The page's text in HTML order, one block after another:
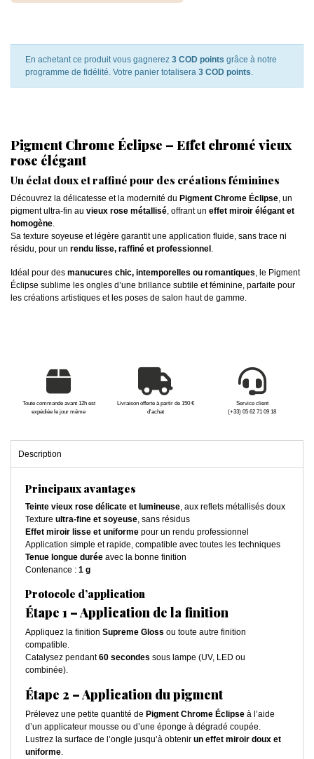
En achetant ce produit vous gagnerez 3 COD points grâce à notre
programme de fidélité. Votre panier totalisera 3 COD points.
Pigment Chrome Éclipse – Effet chromé vieux
rose élégant
Un éclat doux et raffiné pour des créations féminines
Découvrez la délicatesse et la modernité du Pigment Chrome Éclipse, un
pigment ultra-fin au vieux rose métallisé, offrant un effet miroir élégant et
homogène.
Sa texture soyeuse et légère garantit une application fluide, sans trace ni
résidu, pour un rendu lisse, raffiné et professionnel .
Idéal pour des manucures chic, intemporelles ou romantiques, le Pigment
Éclipse sublime les ongles d’une brillance subtile et féminine, parfaite pour
les créations artistiques et les poses de salon haut de gamme.
Toute commande avant 12h est
expédiée le jour même
Livraison offerte à partir de 150 €
d'achat
Service client
(+33) 05 62 71 09 18
Description
Principaux avantages
Teinte vieux rose délicate et lumineuse, aux reflets métallisés doux
Texture ultra-fine et soyeuse, sans résidus
Effet miroir lisse et uniforme pour un rendu professionnel
Application simple et rapide, compatible avec toutes les techniques
Tenue longue durée avec la bonne finition
Contenance : 1 g
Protocole d’application
Étape 1 – Application de la finition
Appliquez la finition Supreme Gloss ou toute autre finition
compatible.
Catalysez pendant60 secondes sous lampe (UV, LED ou
combinée).
Étape 2 – Application du pigment
Prélevez une petite quantité de Pigment Chrome Éclipse à l’aide
d’un applicateur mousse ou d’une éponge à dégradé coupée.
Lustrez la surface de l’ongle jusqu’à obtenir un effet miroir doux et
uniforme.